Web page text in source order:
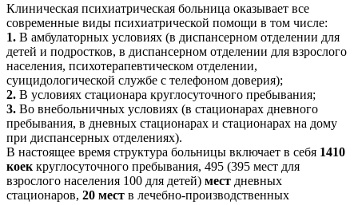
Клиническая психиатрическая больница оказывает все
современные виды психиатрической помощи в том числе:
1. В амбулаторных условиях (в диспансерном отделении для
детей и подростков, в диспансерном отделении для взрослого
населения, психотерапевтическом отделении,
суицидологической службе с телефоном доверия);
2. В условиях стационара круглосуточного пребывания;
3. Во внебольничных условиях (в стационарах дневного
пребывания, в дневных стационарах и стационарах на дому
при диспансерных отделениях).
В настоящее время структура больницы включает в себя 1410
коек круглосуточного пребывания, 495 (395 мест для
взрослого населения 100 для детей) мест дневных
стационаров, 20 мест в лечебно-производственных